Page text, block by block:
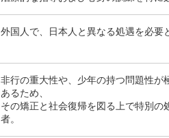
外国人で、日本人と異なる処遇を必要
非行の重大性や、少年の持つ問題性が
あるため、
その矯正と社会復帰を図る上で特別の
者。